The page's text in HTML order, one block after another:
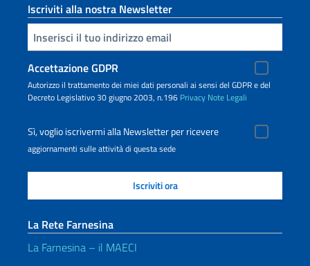
Iscriviti alla nostra Newsletter
Inserisci la tua email
Accettazione GDPR
Autorizzo il trattamento dei miei dati personali ai sensi del GDPR e del
Decreto Legislativo 30 giugno 2003, n.196 Privacy Note Legali
Sì, voglio iscrivermi alla Newsletter per ricevere
aggiornamenti sulle attività di questa sede
La Rete Farnesina
La Farnesina – il MAECI